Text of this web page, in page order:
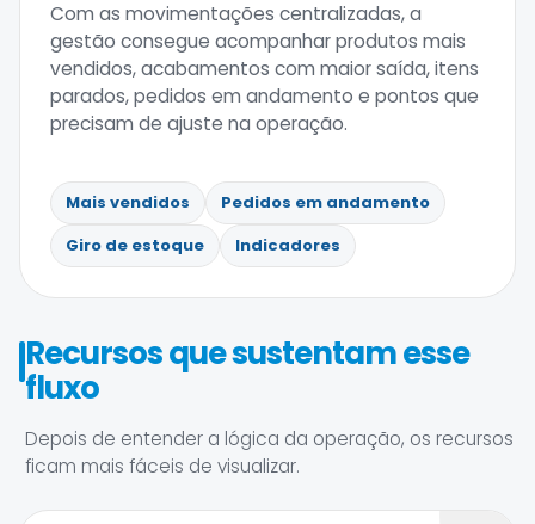
Com as movimentações centralizadas, a
gestão consegue acompanhar produtos mais
vendidos, acabamentos com maior saída, itens
parados, pedidos em andamento e pontos que
precisam de ajuste na operação.
Mais vendidos
Pedidos em andamento
Giro de estoque
Indicadores
Recursos que sustentam esse
fluxo
Depois de entender a lógica da operação, os recursos
ficam mais fáceis de visualizar.